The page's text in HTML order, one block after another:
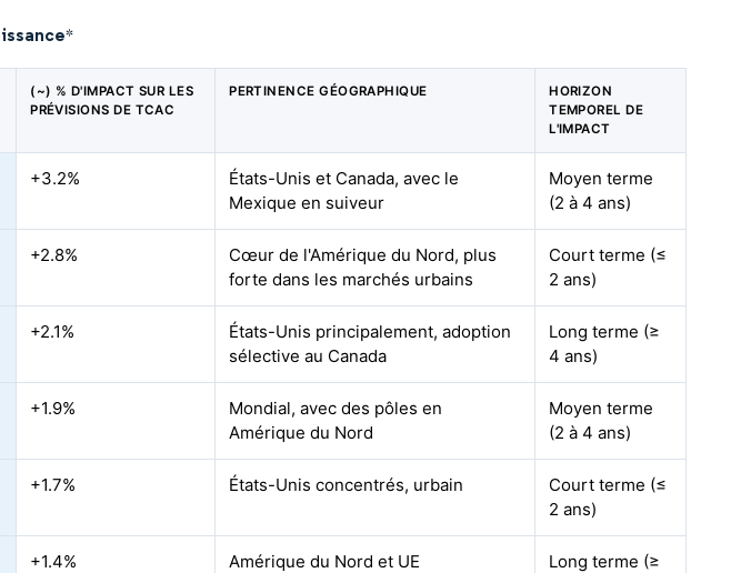
*
(~) % D'IMPACT SUR LES
PRÉVISIONS DE TCAC
PERTINENCE GÉOGRAPHIQUE
HORIZON
TEMPOREL DE
L'IMPACT
+3.2%
États-Unis et Canada, avec le
Mexique en suiveur
Moyen terme
(2 à 4 ans)
+2.8%
Cœur de l'Amérique du Nord, plus
forte dans les marchés urbains
Court terme (≤
2 ans)
+2.1%
États-Unis principalement, adoption
sélective au Canada
Long terme (≥
4 ans)
+1.9%
Mondial, avec des pôles en
Amérique du Nord
Moyen terme
(2 à 4 ans)
+1.7% États-Unis concentrés, urbain
Court terme (≤
2 ans)
+1.4% Amérique du Nord et UE
Long terme (≥